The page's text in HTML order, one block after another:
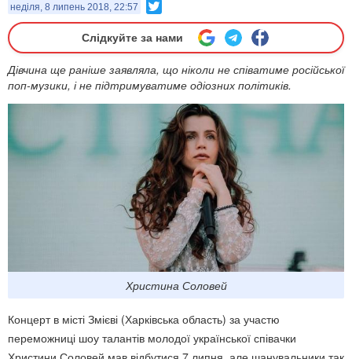
неділя, 8 липень 2018, 22:57
Слідкуйте за нами
Дівчина ще раніше заявляла, що ніколи не співатиме російської
поп-музики, і не підтримуватиме одіозних політиків.
Христина Соловей
Концерт в місті Змієві (Харківська область) за участю
переможниці шоу талантів молодої української співачки